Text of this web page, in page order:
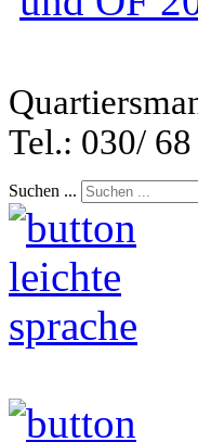
Tel.: 030/
Suchen ...